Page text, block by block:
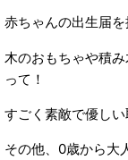
赤ちゃんの出生届
木のおもちゃや積
って！
すごく素敵で優し
その他、0歳から大